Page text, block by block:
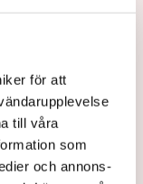
för att
till våra
som
och annons-
aktivister
polisens